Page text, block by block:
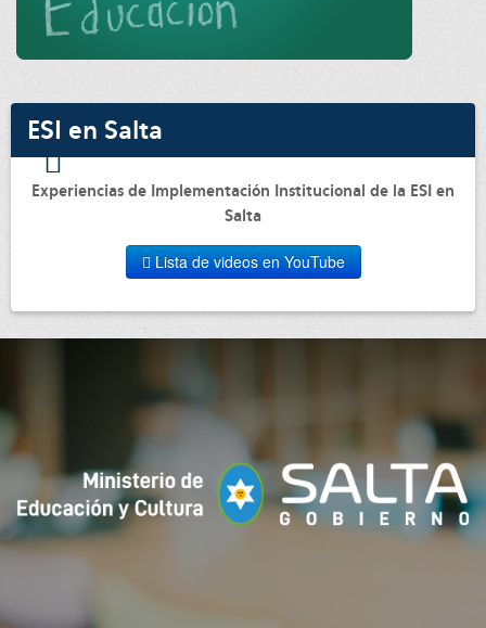
ESI en Salta
Experiencias de Implementación Institucional de la ESI en
Salta
Lista de videos en YouTube